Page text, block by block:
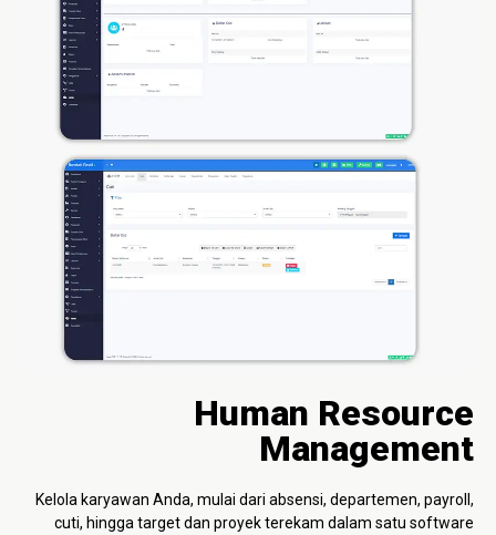
Human Resource
Management
Kelola karyawan Anda, mulai dari absensi, departemen, payroll,
cuti, hingga target dan proyek terekam dalam satu software